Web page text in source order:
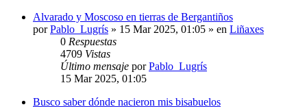
Alvarado y Moscoso en tierras de Bergantiños
porPablo_Lugrís » 15 Mar 2025, 01:05 » en Liñaxes
0 Respuestas
4709 Vistas
Último mensaje porPablo_Lugrís
15 Mar 2025, 01:05
Busco saber dónde nacieron mis bisabuelos